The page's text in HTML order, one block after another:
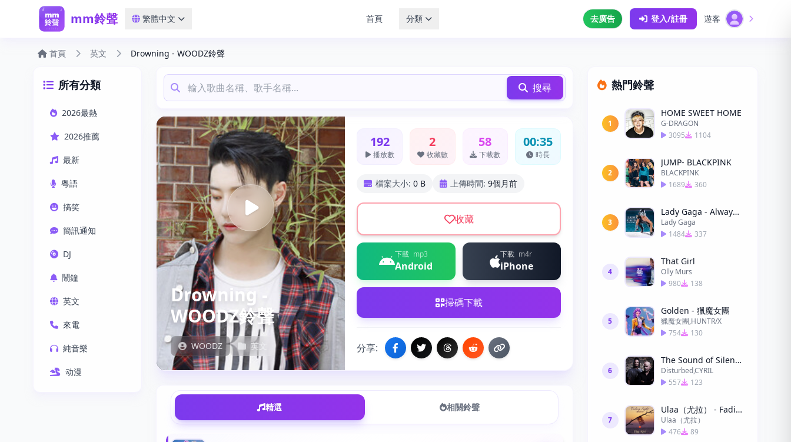
mm鈴聲 繁體中文 首頁 分類 去廣告 登入/註冊 遊客
首頁 英文 Drowning - WOODZ鈴聲
所有分類
2026最熱
2026推薦
最新
粵語
搞笑
簡訊通知
DJ
鬧鐘
英文
來電
純音樂
动漫
搜尋
Drowning -
WOODZ鈴聲
WOODZ 英文
192
播放數
2
收藏數
58
下載數
00:35
時長
檔案大小: 0 B 上傳時間: 9個月前
收藏
下載 mp3
Android
下載 m4r
iPhone
掃碼下載
分享:
精選 相關鈴聲
熱門鈴聲
1
HOME SWEET HOME
G-DRAGON
3095
1104
2
JUMP- BLACKPINK
BLACKPINK
1689
360
3
Lady Gaga - Always Remember Us This Way
Lady Gaga
1484
337
4
That Girl
Olly Murs
980
138
5
Golden - 獵魔女團
獵魔女團,HUNTR/X
754
130
6
The Sound of Silence (CYRIL Remix) (CYRIL Remix)
Disturbed,CYRIL
557
123
7
Ulaa（尤拉） - Fading Light(漸暗的光)
Ulaa（尤拉）
476
89